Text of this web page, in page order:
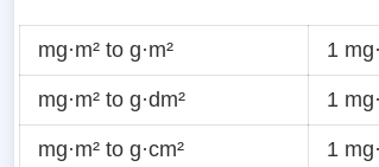
mg·m² to g·m² 1
mg·m² to g·dm² 1
mg·m² to g·cm² 1